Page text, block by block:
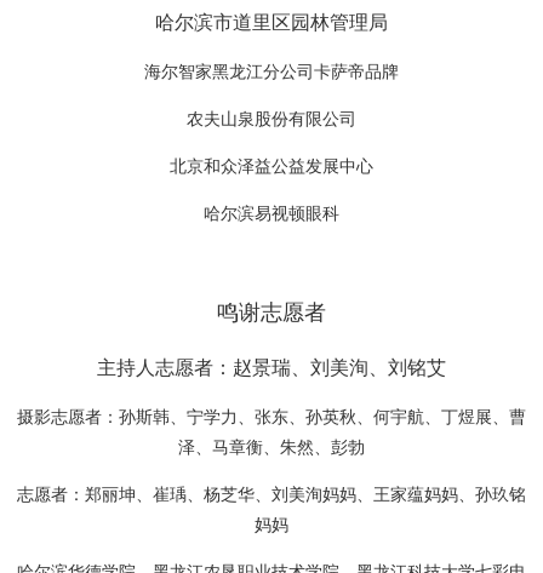
哈尔滨市道里区园林管理局
海尔智家黑龙江分公司卡萨帝品牌
农夫山泉股份有限公司
北京和众泽益公益发展中心
哈尔滨易视顿眼科
鸣谢志愿者
主持人志愿者：赵景瑞、刘美洵、刘铭艾
摄影志愿者：孙斯韩、宁学力、张东、孙英秋、何宇航、丁煜展、曹
泽、马章衡、朱然、彭勃
志愿者：郑丽坤、崔瑀、杨芝华、刘美洵妈妈、王家蕴妈妈、孙玖铭
妈妈